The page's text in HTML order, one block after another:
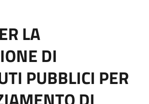
LA
DI
PUBBLICI PER